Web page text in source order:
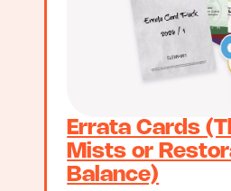
Errata Cards
Mists or
Balance)